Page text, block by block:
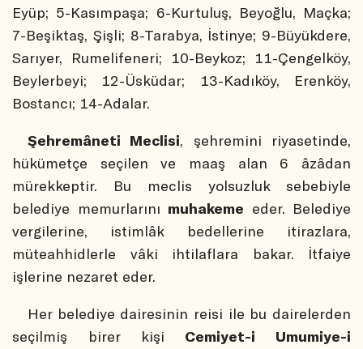
Eyüp; 5-Kasımpaşa; 6-Kurtuluş, Beyoğlu, Maçka;
7-Beşiktaş, Şişli; 8-Tarabya, İstinye; 9-Büyükdere,
Sarıyer, Rumelifeneri; 10-Beykoz; 11-Çengelköy,
Beylerbeyi; 12-Üsküdar; 13-Kadıköy, Erenköy,
Bostancı; 14-Adalar.
Şehremâneti Meclisi, şehremini riyasetinde,
hükümetçe seçilen ve maaş alan 6 âzâdan
mürekkeptir. Bu meclis yolsuzluk sebebiyle
belediye memurlarını muhakeme eder. Belediye
vergilerine, istimlâk bedellerine itirazlara,
müteahhidlerle vâki ihtilaflara bakar. İtfaiye
işlerine nezaret eder.
Her belediye dairesinin reisi ile bu dairelerden
seçilmiş birer kişi Cemiyet-i Umumiye-i